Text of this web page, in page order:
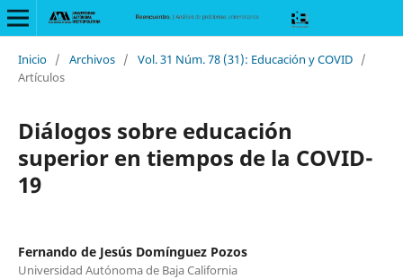
Inicio / Archivos / Vol. 31 Núm. 78 (31): Educación y COVID /
Artículos
Diálogos sobre educación
superior en tiempos de la COVID-
19
Fernando de Jesús Domínguez Pozos
Universidad Autónoma de Baja California